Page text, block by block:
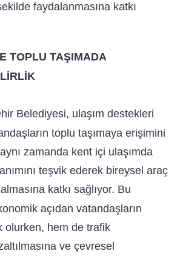
faydalanmasına katkı
TOPLU TAŞIMADA
Belediyesi, ulaşım destekleri
toplu taşımaya erişimini
zamanda kent içi ulaşımda
teşvik ederek bireysel araç
katkı sağlıyor. Bu
açıdan vatandaşların
olurken, hem de trafik
ve çevresel